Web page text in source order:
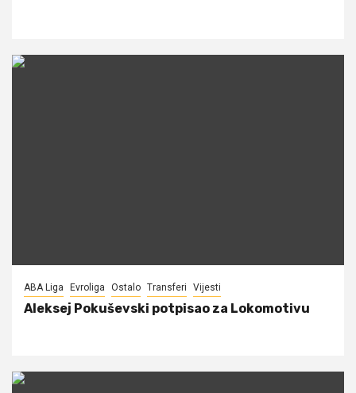
ABA Liga Evroliga Ostalo Transferi Vijesti
Aleksej Pokuševski potpisao za Lokomotivu